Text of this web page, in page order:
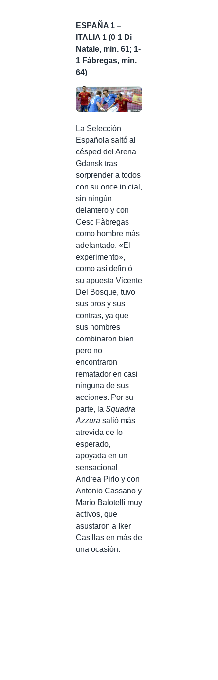
ESPAÑA 1 –
ITALIA 1 (0-1 Di
Natale, min. 61; 1-
1 Fábregas, min.
64)
La Selección
Española saltó al
césped del Arena
Gdansk tras
sorprender a todos
con su once inicial,
sin ningún
delantero y con
Cesc Fàbregas
como hombre más
adelantado. «El
experimento»,
como así definió
su apuesta Vicente
Del Bosque, tuvo
sus pros y sus
contras, ya que
sus hombres
combinaron bien
pero no
encontraron
rematador en casi
ninguna de sus
acciones. Por su
parte, la Squadra
Azzura salió más
atrevida de lo
esperado,
apoyada en un
sensacional
Andrea Pirlo y con
Antonio Cassano y
Mario Balotelli muy
activos, que
asustaron a Iker
Casillas en más de
una ocasión.